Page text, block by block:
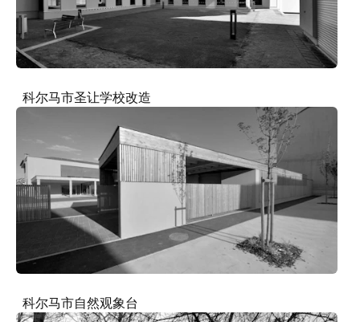
科尔马市圣让学校改造
科尔马市自然观象台